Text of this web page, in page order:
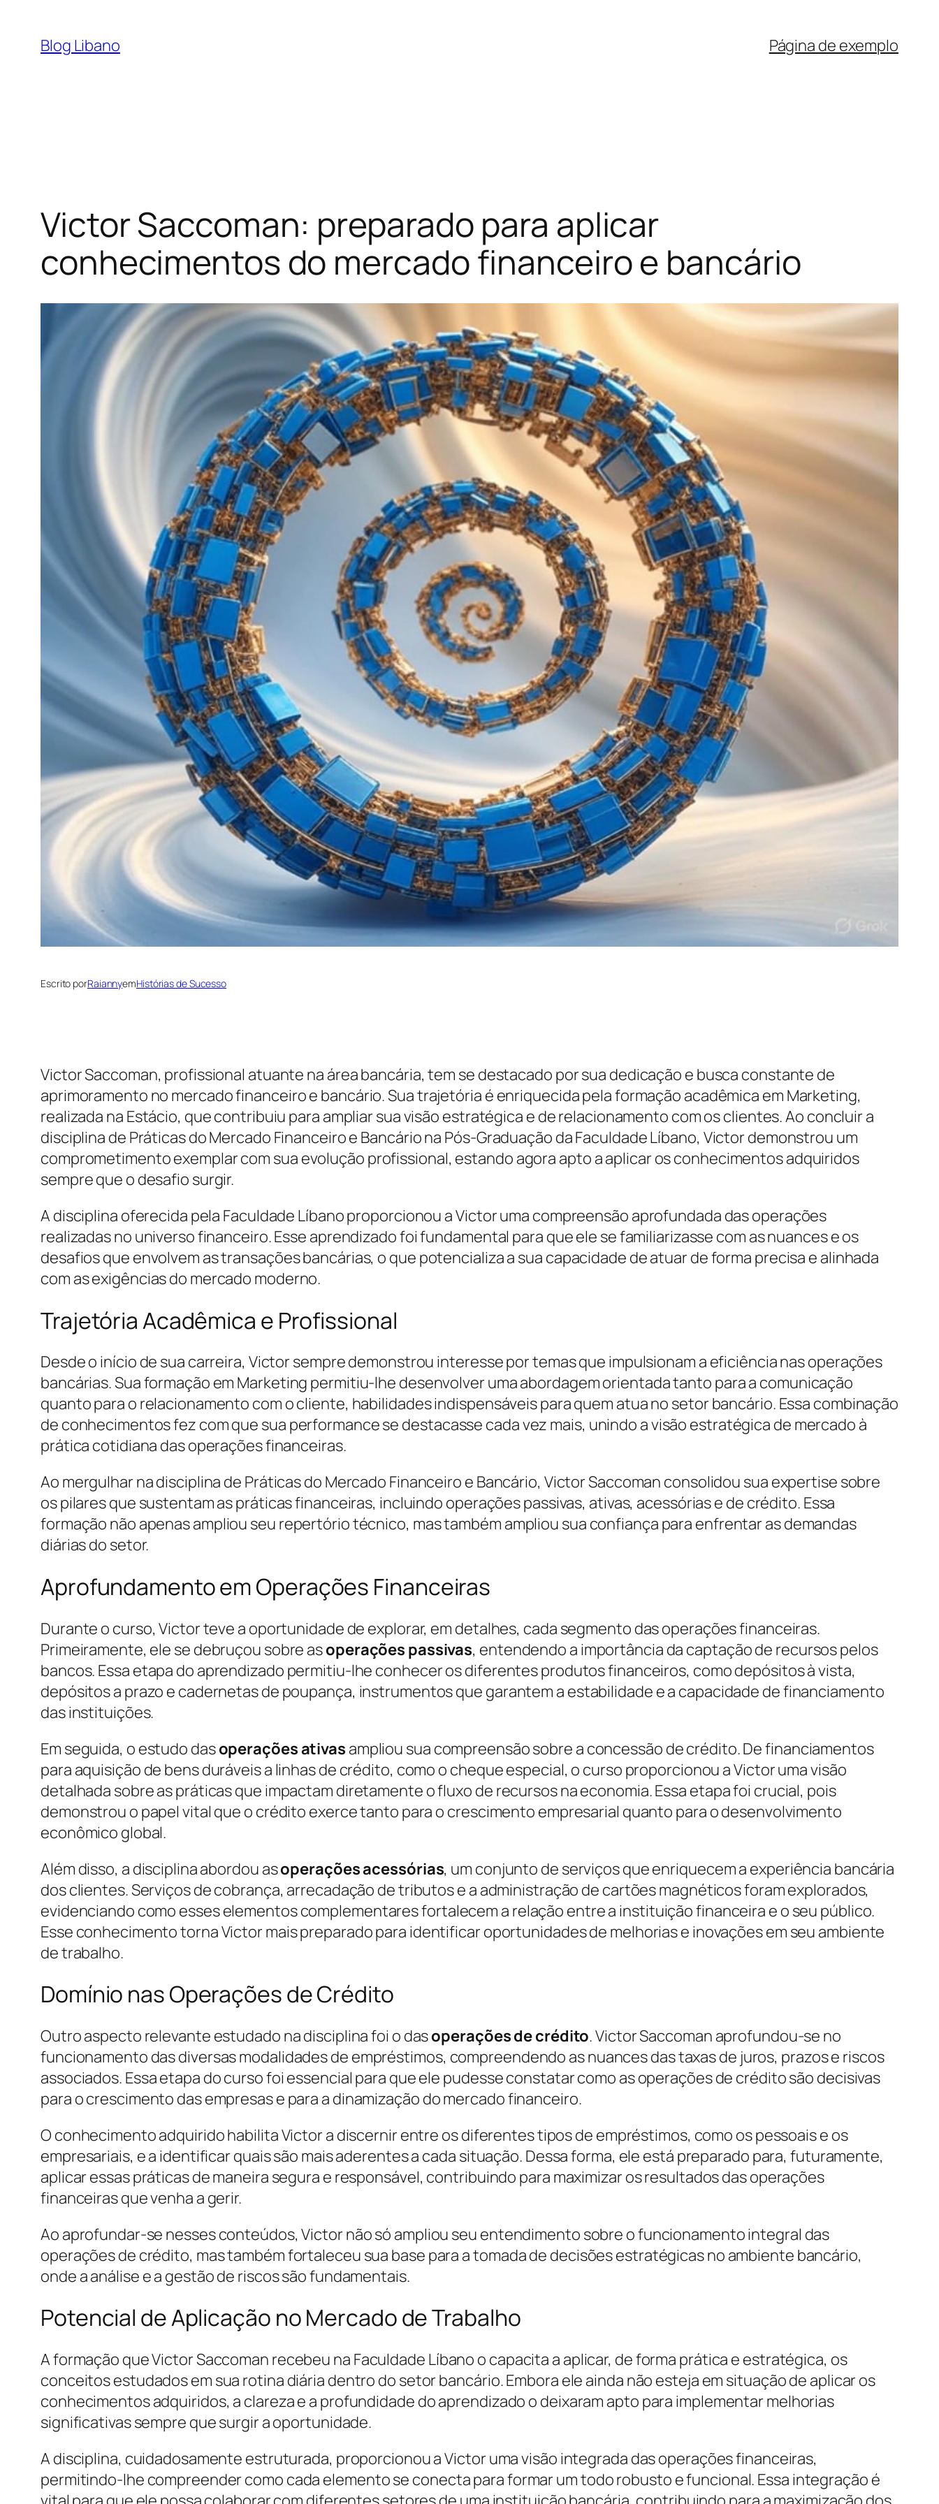
Blog Libano Página de exemplo
Victor Saccoman: preparado para aplicar
conhecimentos do mercado financeiro e bancário
Escrito porRaiannyemHistórias de Sucesso
Victor Saccoman, profissional atuante na área bancária, tem se destacado por sua dedicação e busca constante de
aprimoramento no mercado financeiro e bancário. Sua trajetória é enriquecida pela formação acadêmica em Marketing,
realizada na Estácio, que contribuiu para ampliar sua visão estratégica e de relacionamento com os clientes. Ao concluir a
disciplina de Práticas do Mercado Financeiro e Bancário na Pós-Graduação da Faculdade Líbano, Victor demonstrou um
comprometimento exemplar com sua evolução profissional, estando agora apto a aplicar os conhecimentos adquiridos
sempre que o desafio surgir.
A disciplina oferecida pela Faculdade Líbano proporcionou a Victor uma compreensão aprofundada das operações
realizadas no universo financeiro. Esse aprendizado foi fundamental para que ele se familiarizasse com as nuances e os
desafios que envolvem as transações bancárias, o que potencializa a sua capacidade de atuar de forma precisa e alinhada
com as exigências do mercado moderno.
Trajetória Acadêmica e Profissional
Desde o início de sua carreira, Victor sempre demonstrou interesse por temas que impulsionam a eficiência nas operações
bancárias. Sua formação em Marketing permitiu-lhe desenvolver uma abordagem orientada tanto para a comunicação
quanto para o relacionamento com o cliente, habilidades indispensáveis para quem atua no setor bancário. Essa combinação
de conhecimentos fez com que sua performance se destacasse cada vez mais, unindo a visão estratégica de mercado à
prática cotidiana das operações financeiras.
Ao mergulhar na disciplina de Práticas do Mercado Financeiro e Bancário, Victor Saccoman consolidou sua expertise sobre
os pilares que sustentam as práticas financeiras, incluindo operações passivas, ativas, acessórias e de crédito. Essa
formação não apenas ampliou seu repertório técnico, mas também ampliou sua confiança para enfrentar as demandas
diárias do setor.
Aprofundamento em Operações Financeiras
Durante o curso, Victor teve a oportunidade de explorar, em detalhes, cada segmento das operações financeiras.
Primeiramente, ele se debruçou sobre asoperações passivas, entendendo a importância da captação de recursos pelos
bancos. Essa etapa do aprendizado permitiu-lhe conhecer os diferentes produtos financeiros, como depósitos à vista,
depósitos a prazo e cadernetas de poupança, instrumentos que garantem a estabilidade e a capacidade de financiamento
das instituições.
Em seguida, o estudo dasoperações ativas ampliou sua compreensão sobre a concessão de crédito. De financiamentos
para aquisição de bens duráveis a linhas de crédito, como o cheque especial, o curso proporcionou a Victor uma visão
detalhada sobre as práticas que impactam diretamente o fluxo de recursos na economia. Essa etapa foi crucial, pois
demonstrou o papel vital que o crédito exerce tanto para o crescimento empresarial quanto para o desenvolvimento
econômico global.
Além disso, a disciplina abordou asoperações acessórias, um conjunto de serviços que enriquecem a experiência bancária
dos clientes. Serviços de cobrança, arrecadação de tributos e a administração de cartões magnéticos foram explorados,
evidenciando como esses elementos complementares fortalecem a relação entre a instituição financeira e o seu público.
Esse conhecimento torna Victor mais preparado para identificar oportunidades de melhorias e inovações em seu ambiente
de trabalho.
Domínio nas Operações de Crédito
Outro aspecto relevante estudado na disciplina foi o dasoperações de crédito. Victor Saccoman aprofundou-se no
funcionamento das diversas modalidades de empréstimos, compreendendo as nuances das taxas de juros, prazos e riscos
associados. Essa etapa do curso foi essencial para que ele pudesse constatar como as operações de crédito são decisivas
para o crescimento das empresas e para a dinamização do mercado financeiro.
O conhecimento adquirido habilita Victor a discernir entre os diferentes tipos de empréstimos, como os pessoais e os
empresariais, e a identificar quais são mais aderentes a cada situação. Dessa forma, ele está preparado para, futuramente,
aplicar essas práticas de maneira segura e responsável, contribuindo para maximizar os resultados das operações
financeiras que venha a gerir.
Ao aprofundar-se nesses conteúdos, Victor não só ampliou seu entendimento sobre o funcionamento integral das
operações de crédito, mas também fortaleceu sua base para a tomada de decisões estratégicas no ambiente bancário,
onde a análise e a gestão de riscos são fundamentais.
Potencial de Aplicação no Mercado de Trabalho
A formação que Victor Saccoman recebeu na Faculdade Líbano o capacita a aplicar, de forma prática e estratégica, os
conceitos estudados em sua rotina diária dentro do setor bancário. Embora ele ainda não esteja em situação de aplicar os
conhecimentos adquiridos, a clareza e a profundidade do aprendizado o deixaram apto para implementar melhorias
significativas sempre que surgir a oportunidade.
A disciplina, cuidadosamente estruturada, proporcionou a Victor uma visão integrada das operações financeiras,
permitindo-lhe compreender como cada elemento se conecta para formar um todo robusto e funcional. Essa integração é